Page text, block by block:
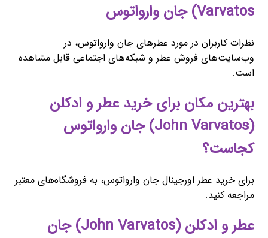
Varvatos) جان وارواتوس
نظرات کاربران در مورد عطرهای جان وارواتوس، در
وب‌سایت‌های فروش عطر و شبکه‌های اجتماعی قابل مشاهده
است.
بهترین مکان برای خرید عطر و ادکلن
(John Varvatos) جان وارواتوس
کجاست؟
برای خرید عطر اورجینال جان وارواتوس، به فروشگاه‌های معتبر
مراجعه کنید.
عطر و ادکلن (John Varvatos) جان